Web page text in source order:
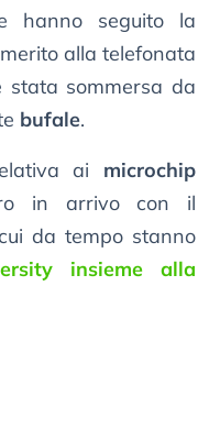
hanno seguito la
alla telefonata
stata sommersa da
bufale.
ai microchip
in arrivo con il
da tempo stanno
insieme alla